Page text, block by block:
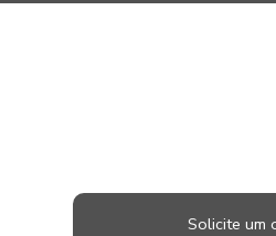
Solicite um